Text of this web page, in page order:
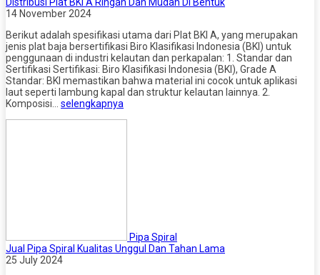
Distribusi Plat BKI A Ringan Dan Mudah Di Bentuk
14 November 2024
Berikut adalah spesifikasi utama dari Plat BKI A, yang merupakan
jenis plat baja bersertifikasi Biro Klasifikasi Indonesia (BKI) untuk
penggunaan di industri kelautan dan perkapalan: 1. Standar dan
Sertifikasi Sertifikasi: Biro Klasifikasi Indonesia (BKI), Grade A
Standar: BKI memastikan bahwa material ini cocok untuk aplikasi
laut seperti lambung kapal dan struktur kelautan lainnya. 2.
Komposisi… selengkapnya
Pipa Spiral
Jual Pipa Spiral Kualitas Unggul Dan Tahan Lama
25 July 2024